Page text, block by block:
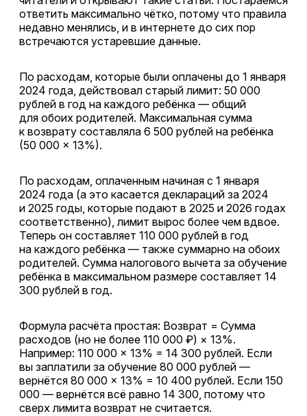
ответить максимально чётко, потому что правила
недавно менялись, и в интернете до сих пор
встречаются устаревшие данные.
По расходам, которые были оплачены до 1 января
2024 года, действовал старый лимит: 50 000
рублей в год на каждого ребёнка — общий
для обоих родителей. Максимальная сумма
к возврату составляла 6 500 рублей на ребёнка
(50 000 × 13%).
По расходам, оплаченным начиная с 1 января
2024 года (а это касается деклараций за 2024
и 2025 годы, которые подают в 2025 и 2026 годах
соответственно), лимит вырос более чем вдвое.
Теперь он составляет 110 000 рублей в год
на каждого ребёнка — также суммарно на обоих
родителей. Сумма налогового вычета за обучение
ребёнка в максимальном размере составляет 14
300 рублей в год.
Формула расчёта простая: Возврат = Сумма
расходов (но не более 110 000 ₽) × 13%.
Например: 110 000 × 13% = 14 300 рублей. Если
вы заплатили за обучение 80 000 рублей —
вернётся 80 000 × 13% = 10 400 рублей. Если 150
000 — вернётся всё равно 14 300, потому что
сверх лимита возврат не считается.